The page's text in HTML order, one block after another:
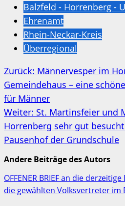
Balzfeld - Horrenberg -
Ehrenamt
Rhein-Neckar-Kreis
Überregional
Zurück: Männervesper im
Gemeindehaus – eine
für Männer
Weiter: St. Martinsfeier und
Horrenberg sehr gut
Pausenhof der Grundschule
Andere Beiträge des Autors
OFFENER BRIEF an die
die gewählten Volksvertreter im